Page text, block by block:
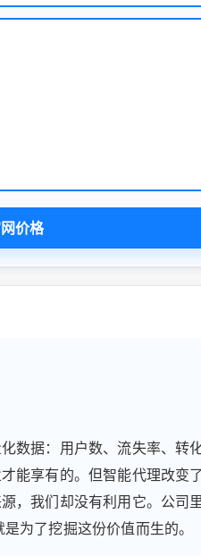
价格
数据：用户数、流失率、转
能享有的。但智能代理改变
，我们却没有利用它。公司
为了挖掘这份价值而生的。